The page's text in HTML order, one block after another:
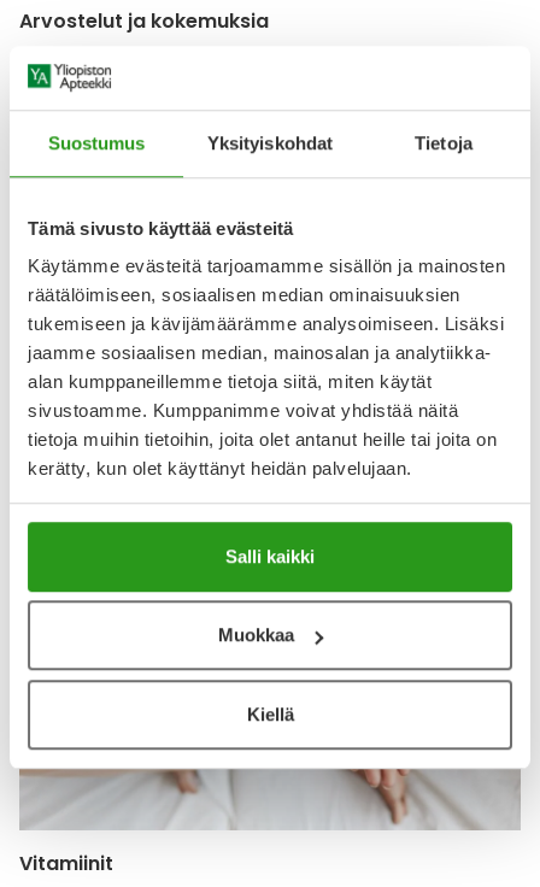
Suostumus Yksityiskohdat Tietoja
Tämä sivusto käyttää evästeitä
Käytämme evästeitä tarjoamamme sisällön ja mainosten
räätälöimiseen, sosiaalisen median ominaisuuksien
tukemiseen ja kävijämäärämme analysoimiseen. Lisäksi
jaamme sosiaalisen median, mainosalan ja analytiikka-
alan kumppaneillemme tietoja siitä, miten käytät
sivustoamme. Kumppanimme voivat yhdistää näitä
tietoja muihin tietoihin, joita olet antanut heille tai joita on
kerätty, kun olet käyttänyt heidän palvelujaan.
Salli kaikki
Muokkaa
Kiellä
Arvostelut ja kokemuksia
4.65
8.4.2025
Good
22.2.2025
Hermoihin
Edullinen ja hyvä.
Näytä lisää arvosteluja
Katso kaikki Bethover-tuotteet
Vitamiinit